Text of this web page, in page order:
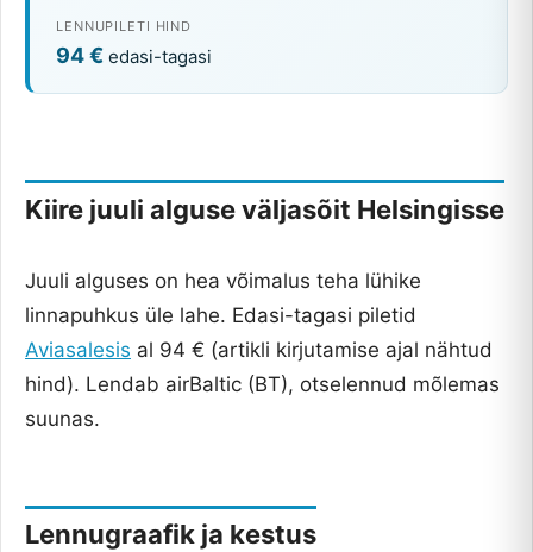
LENNUPILETI HIND
94 € edasi-tagasi
Kiire juuli alguse väljasõit Helsingisse
Juuli alguses on hea võimalus teha lühike
linnapuhkus üle lahe. Edasi-tagasi piletid
Aviasalesis al 94 € (artikli kirjutamise ajal nähtud
hind). Lendab airBaltic (BT), otselennud mõlemas
suunas.
Lennugraafik ja kestus